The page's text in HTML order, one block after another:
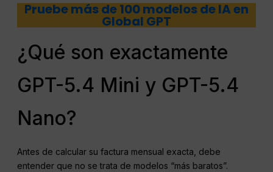
Pruebe más de 100 modelos de IA en
Global GPT
¿Qué son exactamente
GPT-5.4 Mini y GPT-5.4
Nano?
Antes de calcular su factura mensual exacta, debe
entender que no se trata de modelos “más baratos”.